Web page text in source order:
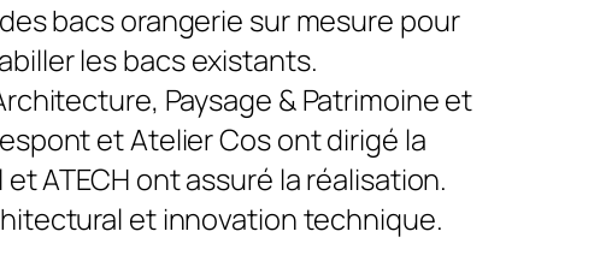
bacs orangerie sur mesure pour
les bacs existants.
Paysage & Patrimoine et
et Atelier Cos ont dirigé la
ATECH ont assuré la réalisation.
et innovation technique.